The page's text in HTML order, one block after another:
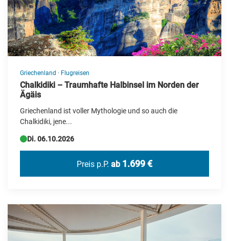
Griechenland · Flugreisen
Chalkidiki – Traumhafte Halbinsel im Norden der
Ägäis
Griechenland ist voller Mythologie und so auch die
Chalkidiki, jene...
Di. 06.10.2026
Preis p.P. ab 1.699 €